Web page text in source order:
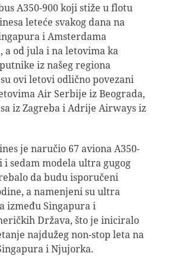
A350-900 koji stiže u flotu
leteće svakog dana na
i Amsterdama
a od jula i na letovima ka
iz našeg regiona
ovi letovi odlično povezani
Air Serbije iz Beograda,
iz Zagreba i Adrije Airways iz
je naručio 67 aviona A350-
sedam modela ultra gugog
da budu isporučeni
a namenjeni su ultra
između Singapura i
Država, što je iniciralo
najdužeg non-stop leta na
i Njujorka.